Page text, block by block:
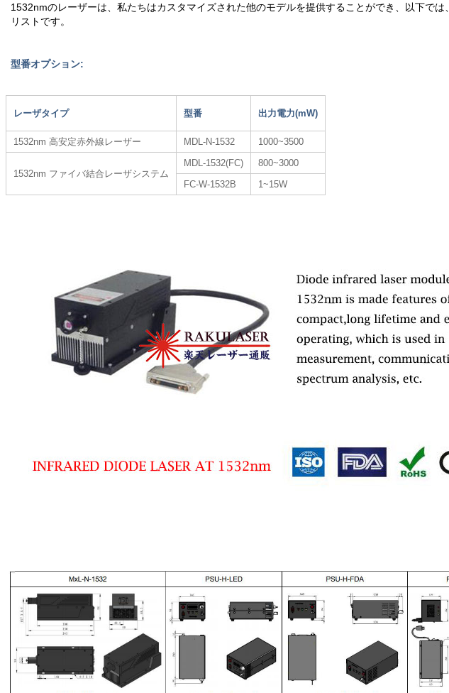
1532nmのレーザーは、私たちはカスタマイズされた他のモデルを提供することができ、以下では
リストです。
型番オプション:
レーザタイプ 型番 出力電力(mW)
1532nm 高安定赤外線レーザー MDL-N-1532 1000~3500
1532nm ファイバ結合レーザシステム
MDL-1532(FC)
800~3000
FC-W-1532B
1~15W